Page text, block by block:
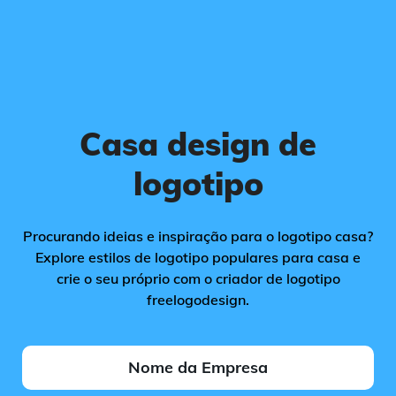
Casa design de
logotipo
Procurando ideias e inspiração para o logotipo casa?
Explore estilos de logotipo populares para casa e
crie o seu próprio com o criador de logotipo
freelogodesign.